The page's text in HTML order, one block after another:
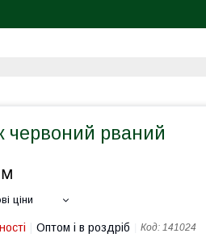
червоний рваний
ціни
Оптом і в роздріб Код: 141024